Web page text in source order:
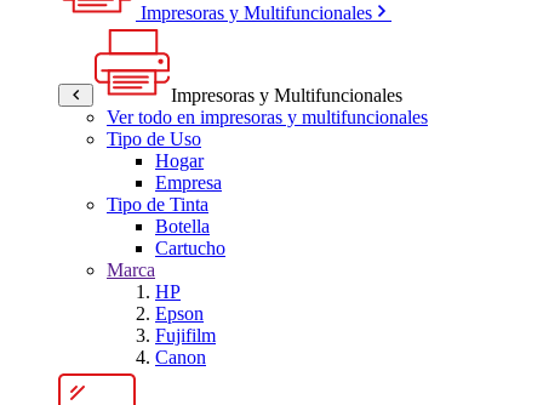
Impresoras y Multifuncionales
Impresoras y Multifuncionales
Ver todo en impresoras y multifuncionales
Tipo de Uso
Hogar
Empresa
Tipo de Tinta
Botella
Cartucho
Marca
HP
Epson
Fujifilm
Canon